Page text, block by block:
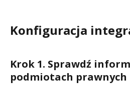
Konfiguracja
Krok 1. Sprawdź
podmiotach prawnych